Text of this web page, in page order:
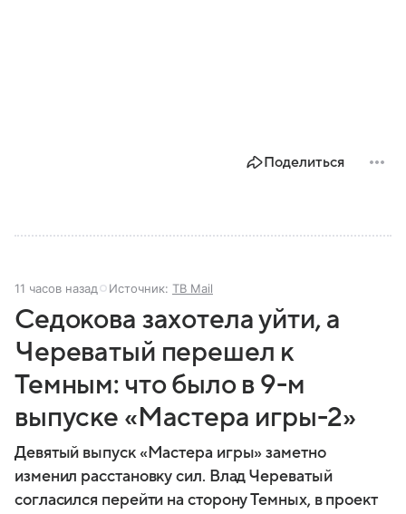
Поделиться
11 часов назад Источник: ТВ Mail
Седокова захотела уйти, а
Череватый перешел к
Темным: что было в 9-м
выпуске «Мастера игры-2»
Девятый выпуск «Мастера игры» заметно
изменил расстановку сил. Влад Череватый
согласился перейти на сторону Темных, в проект